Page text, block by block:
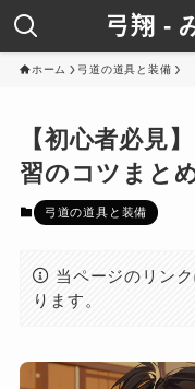
弓翔 -
ホーム 弓道の道具と装備
【初心者必見
習のコツまと
弓道の道具と装備
当ページのリン
ります。